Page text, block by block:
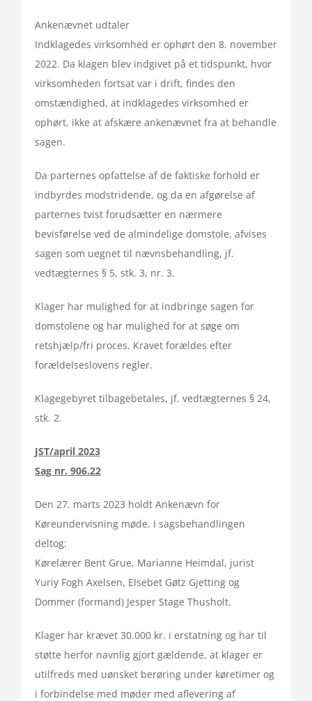
Ankenævnet udtaler
Indklagedes virksomhed er ophørt den 8. november
2022. Da klagen blev indgivet på et tidspunkt, hvor
virksomheden fortsat var i drift, findes den
omstændighed, at indklagedes virksomhed er
ophørt, ikke at afskære ankenævnet fra at behandle
sagen.
Da parternes opfattelse af de faktiske forhold er
indbyrdes modstridende, og da en afgørelse af
parternes tvist forudsætter en nærmere
bevisførelse ved de almindelige domstole, afvises
sagen som uegnet til nævnsbehandling, jf.
vedtægternes § 5, stk. 3, nr. 3.
Klager har mulighed for at indbringe sagen for
domstolene og har mulighed for at søge om
retshjælp/fri proces. Kravet forældes efter
forældelseslovens regler.
Klagegebyret tilbagebetales, jf. vedtægternes § 24,
stk. 2.
JST/april 2023
Sag nr. 906.22
Den 27. marts 2023 holdt Ankenævn for
Køreundervisning møde. I sagsbehandlingen
deltog:
Kørelærer Bent Grue, Marianne Heimdal, jurist
Yuriy Fogh Axelsen, Elsebet Gøtz Gjetting og
Dommer (formand) Jesper Stage Thusholt.
Klager har krævet 30.000 kr. i erstatning og har til
støtte herfor navnlig gjort gældende, at klager er
utilfreds med uønsket berøring under køretimer og
i forbindelse med møder med aflevering af